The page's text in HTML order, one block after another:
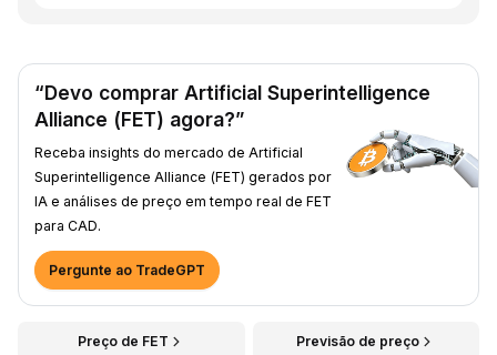
“Devo comprar Artificial Superintelligence
Alliance (FET) agora?”
Receba insights do mercado de Artificial
Superintelligence Alliance (FET) gerados por
IA e análises de preço em tempo real de FET
para CAD.
Pergunte ao TradeGPT
Preço de FET Previsão de preço